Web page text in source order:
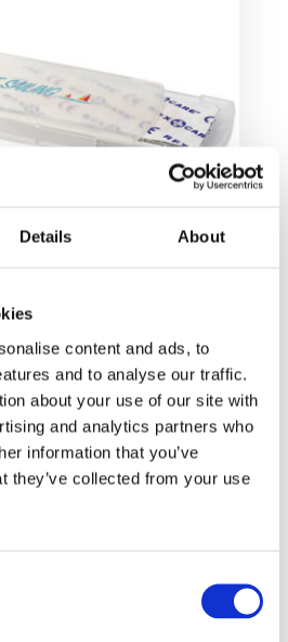
Details About
content and ads, to
and to analyse our traffic.
about your use of our site with
and analytics partners who
information that you’ve
they’ve collected from your use
med fem deler
3kr–7kr
alternativ